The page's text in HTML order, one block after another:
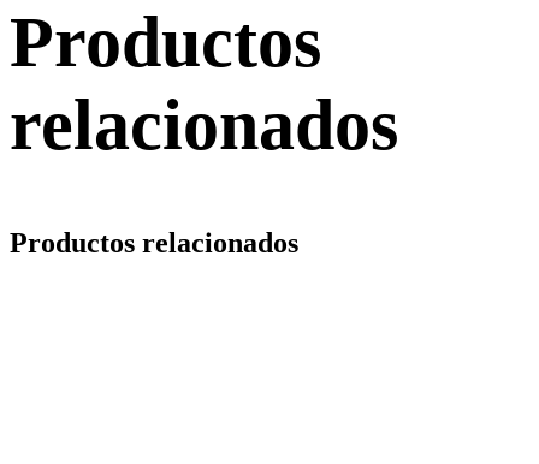
Productos
relacionados
Productos relacionados